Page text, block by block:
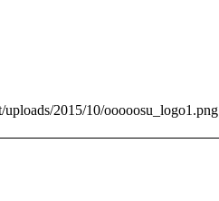
2015/10/ooooosu_logo1.png